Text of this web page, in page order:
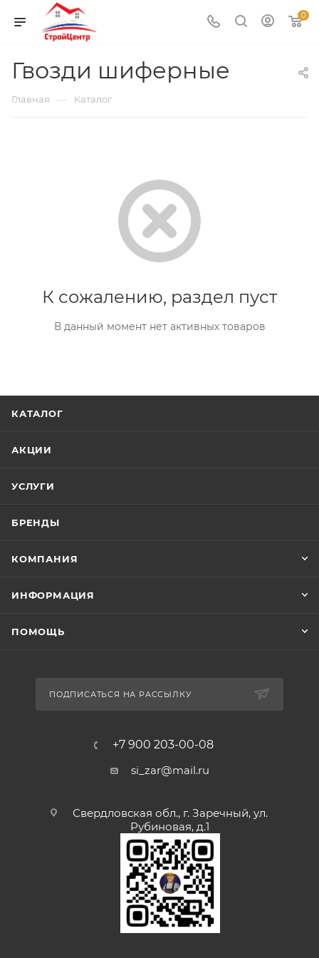
0
Гвозди шиферные
Главная — Каталог
К сожалению, раздел пуст
В данный момент нет активных товаров
КАТАЛОГ
АКЦИИ
УСЛУГИ
БРЕНДЫ
КОМПАНИЯ
ИНФОРМАЦИЯ
ПОМОЩЬ
ПОДПИСАТЬСЯ НА РАССЫЛКУ
+7 900 203-00-08
si_zar@mail.ru
Свердловская обл., г. Заречный, ул.
Рубиновая, д.1